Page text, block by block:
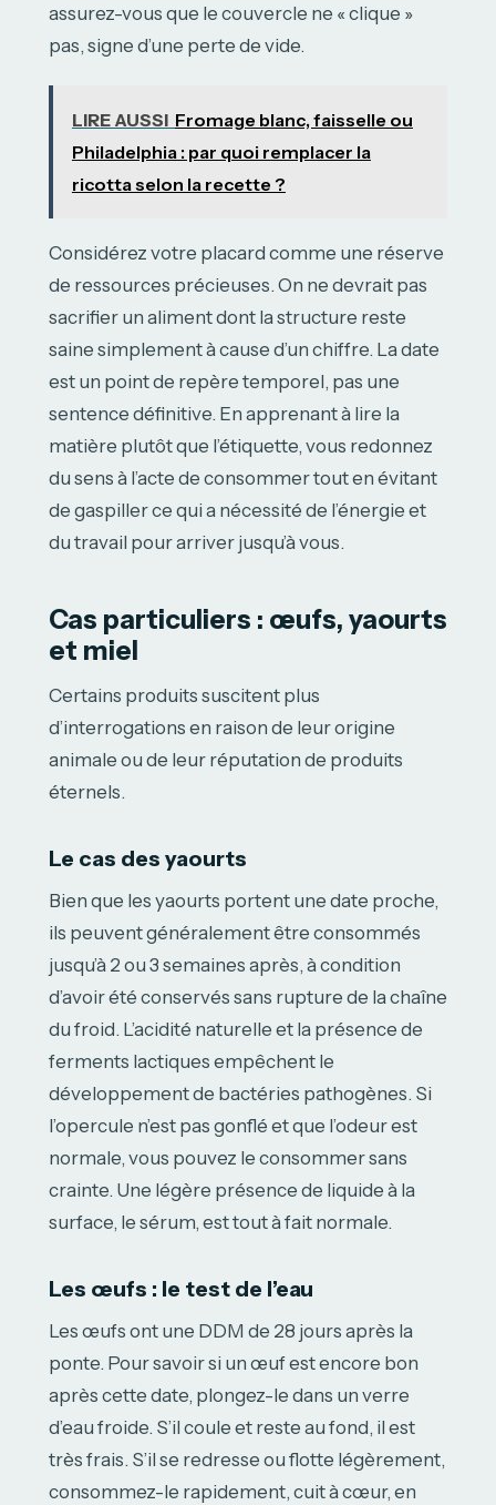
assurez-vous que le couvercle ne « clique »
pas, signe d’une perte de vide.
LIRE AUSSI Fromage blanc, faisselle ou
Philadelphia : par quoi remplacer la
ricotta selon la recette ?
Considérez votre placard comme une réserve
de ressources précieuses. On ne devrait pas
sacrifier un aliment dont la structure reste
saine simplement à cause d’un chiffre. La date
est un point de repère temporel, pas une
sentence définitive. En apprenant à lire la
matière plutôt que l’étiquette, vous redonnez
du sens à l’acte de consommer tout en évitant
de gaspiller ce qui a nécessité de l’énergie et
du travail pour arriver jusqu’à vous.
Cas particuliers : œufs, yaourts
et miel
Certains produits suscitent plus
d’interrogations en raison de leur origine
animale ou de leur réputation de produits
éternels.
Le cas des yaourts
Bien que les yaourts portent une date proche,
ils peuvent généralement être consommés
jusqu’à 2 ou 3 semaines après, à condition
d’avoir été conservés sans rupture de la chaîne
du froid. L’acidité naturelle et la présence de
ferments lactiques empêchent le
développement de bactéries pathogènes. Si
l’opercule n’est pas gonflé et que l’odeur est
normale, vous pouvez le consommer sans
crainte. Une légère présence de liquide à la
surface, le sérum, est tout à fait normale.
Les œufs : le test de l’eau
Les œufs ont une DDM de 28 jours après la
ponte. Pour savoir si un œuf est encore bon
après cette date, plongez-le dans un verre
d’eau froide. S’il coule et reste au fond, il est
très frais. S’il se redresse ou flotte légèrement,
consommez-le rapidement, cuit à cœur, en